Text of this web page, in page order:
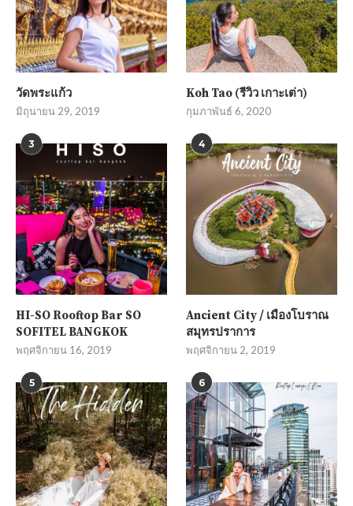
วัดพระแก้ว
มิถุนายน 29, 2019
Koh Tao (รีวิว เกาะเต่า)
กุมภาพันธ์ 6, 2020
3
HI-SO Rooftop Bar SO
SOFITEL BANGKOK
พฤศจิกายน 16, 2019
4
Ancient City / เมืองโบราณ
สมุทรปราการ
พฤศจิกายน 2, 2019
5 6